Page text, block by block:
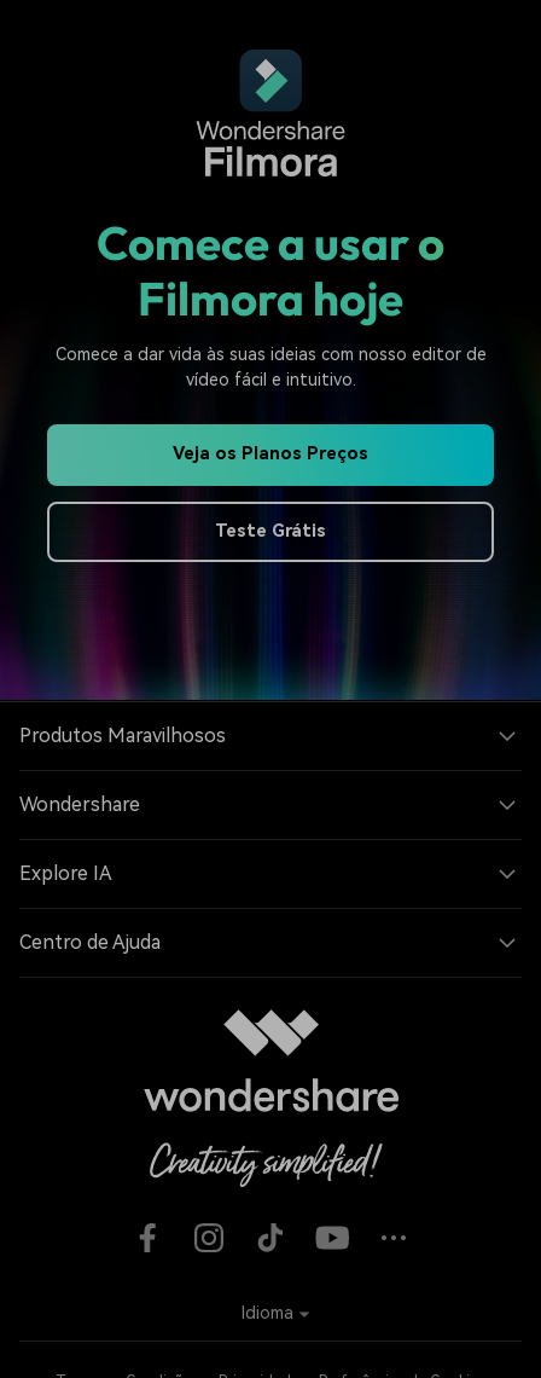
Comece a usar o
Filmora hoje
Comece a dar vida às suas ideias com nosso editor de
vídeo fácil e intuitivo.
Veja os Planos Preços
Teste Grátis
Produtos Maravilhosos
Wondershare
Explore IA
Centro de Ajuda
Idioma